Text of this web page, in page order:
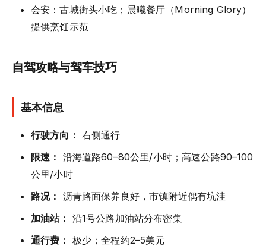
会安：古城街头小吃；晨曦餐厅（Morning Glory）
提供烹饪示范
自驾攻略与驾车技巧
基本信息
行驶方向： 右侧通行
限速： 沿海道路60–80公里/小时；高速公路90–100
公里/小时
路况： 沥青路面保养良好，市镇附近偶有坑洼
加油站： 沿1号公路加油站分布密集
通行费： 极少；全程约2–5美元